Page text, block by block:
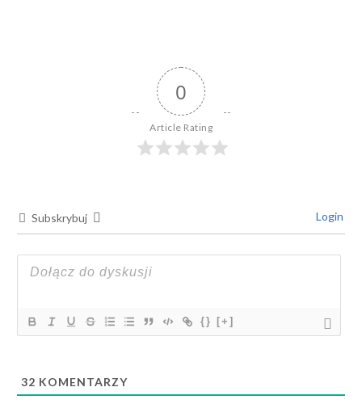
0
Article Rating
Subskrybuj Login
{} [+]
32 KOMENTARZY